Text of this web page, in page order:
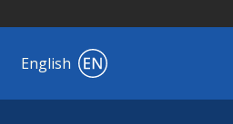
English